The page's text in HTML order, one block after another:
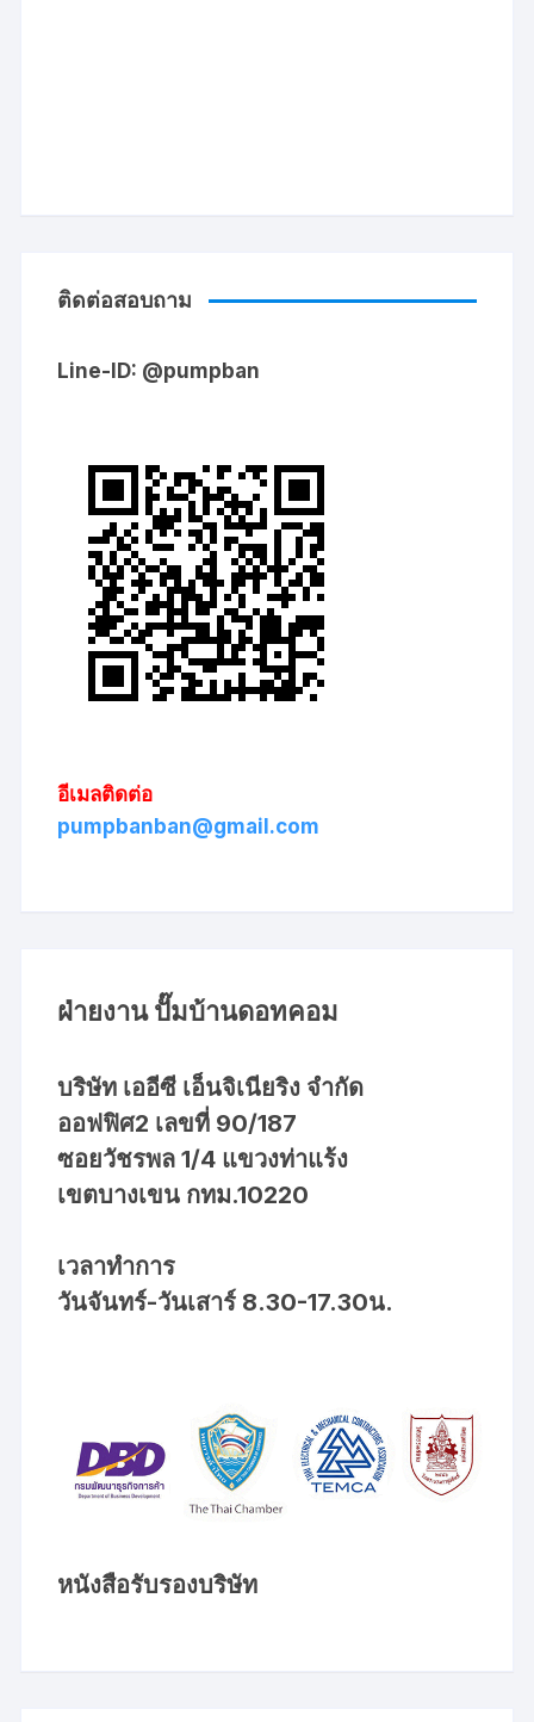
ติดต่อสอบถาม
Line-ID: @pumpban
อีเมลติดต่อ
pumpbanban@gmail.com
ฝ่ายงาน ปั๊มบ้านดอทคอม
บริษัท เออีซี เอ็นจิเนียริง จำกัด
ออฟฟิศ2 เลขที่ 90/187
ซอยวัชรพล 1/4 แขวงท่าแร้ง
เขตบางเขน กทม.10220
เวลาทำการ
วันจันทร์-วันเสาร์ 8.30-17.30น.
หนังสือรับรองบริษัท